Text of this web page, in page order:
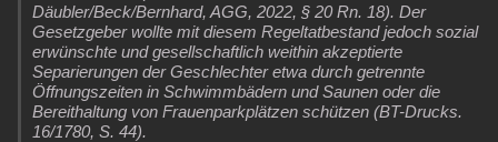
Däubler/Beck/Bernhard, AGG, 2022, § 20 Rn. 18). Der
Gesetzgeber wollte mit diesem Regeltatbestand jedoch sozial
erwünschte und gesellschaftlich weithin akzeptierte
Separierungen der Geschlechter etwa durch getrennte
Öffnungszeiten in Schwimmbädern und Saunen oder die
Bereithaltung von Frauenparkplätzen schützen (BT-Drucks.
16/1780, S. 44).